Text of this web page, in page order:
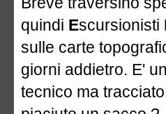
quindi Escursionisti
sulle carte
giorni addietro. E'
tecnico ma